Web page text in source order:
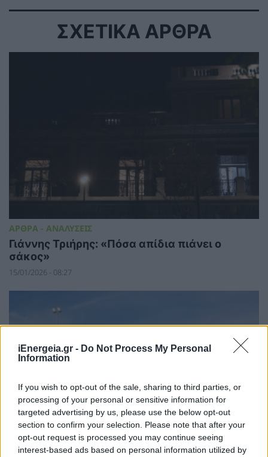
iEnergeia.gr - Do Not Process My Personal
Information
If you wish to opt-out of the sale, sharing to third parties, or
processing of your personal or sensitive information for
targeted advertising by us, please use the below opt-out
section to confirm your selection. Please note that after your
opt-out request is processed you may continue seeing
interest-based ads based on personal information utilized by
ΣΧΕΤΙΚΑ ΑΡΘΡΑ
ΑΡΘΡΑ - ΑΝΑΛΥΣΕΙΣ
Γιάννης Τριήρης: «Πόσα απίδια πιάνει ο
σάκος»
15/01/2026 - 08:27